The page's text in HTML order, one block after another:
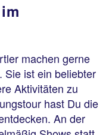
machen gerne
Sie ist ein beliebter
Aktivitäten zu
hast Du die
An der